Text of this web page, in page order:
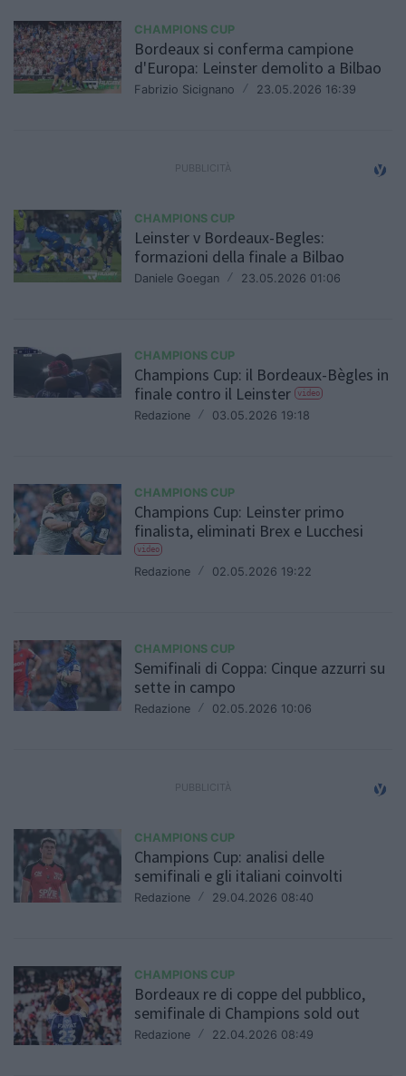
CHAMPIONS CUP
Bordeaux si conferma campione
d'Europa: Leinster demolito a Bilbao
Fabrizio Sicignano / 23.05.2026 16:39
CHAMPIONS CUP
Leinster v Bordeaux-Begles:
formazioni della finale a Bilbao
Daniele Goegan / 23.05.2026 01:06
CHAMPIONS CUP
Champions Cup: il Bordeaux-Bègles in
finale contro il Leinster video
Redazione / 03.05.2026 19:18
CHAMPIONS CUP
Champions Cup: Leinster primo
finalista, eliminati Brex e Lucchesi
video
Redazione / 02.05.2026 19:22
CHAMPIONS CUP
Semifinali di Coppa: Cinque azzurri su
sette in campo
Redazione / 02.05.2026 10:06
CHAMPIONS CUP
Champions Cup: analisi delle
semifinali e gli italiani coinvolti
Redazione / 29.04.2026 08:40
CHAMPIONS CUP
Bordeaux re di coppe del pubblico,
semifinale di Champions sold out
Redazione / 22.04.2026 08:49